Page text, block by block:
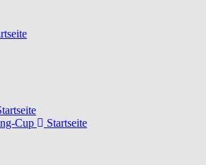
Cup
Startseite